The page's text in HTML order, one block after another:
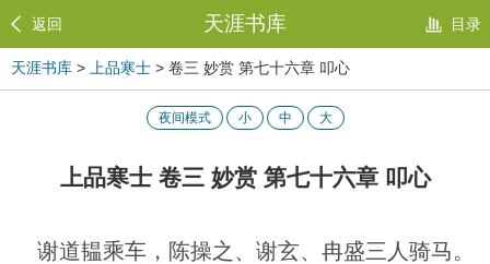
返回 天涯书库 目录
天涯书库 > 上品寒士 > 卷三 妙赏 第七十六章 叩心
夜间模式 小 中 大
上品寒士 卷三 妙赏 第七十六章 叩心
谢道韫乘车，陈操之、谢玄、冉盛三人骑马。